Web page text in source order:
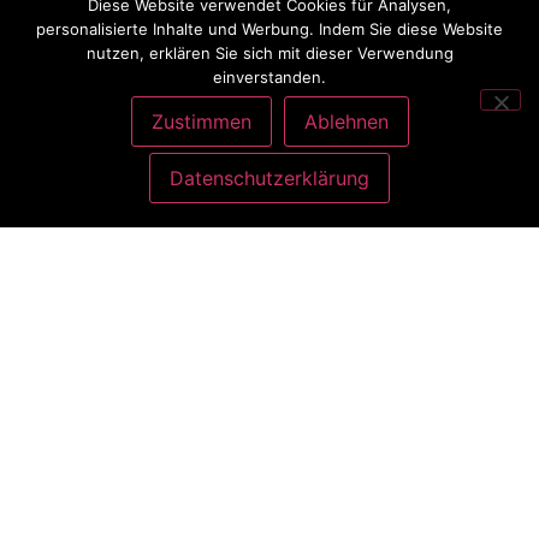
Diese Website verwendet Cookies für Analysen,
personalisierte Inhalte und Werbung. Indem Sie diese Website
nutzen, erklären Sie sich mit dieser Verwendung
einverstanden.
Zustimmen Ablehnen
Datenschutzerklärung